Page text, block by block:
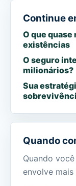
Continue
O que
existências
O seguro
milionários?
Sua
Quando
Quando
envolve